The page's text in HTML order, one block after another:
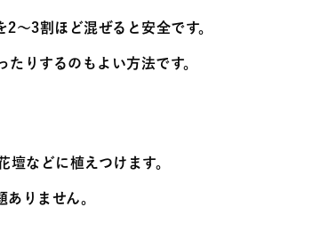
～3割ほど混ぜると安全です。
りするのもよい方法です。
などに植えつけます。
りません。